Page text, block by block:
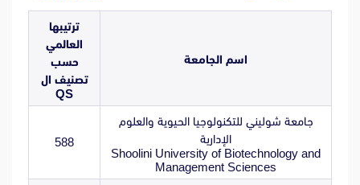
اسم الجامعة
ترتيبها
العالمي
حسب
تصنيف ال
QS
جامعة شوليني للتكنولوجيا الحيوية والعلوم
الإدارية
Shoolini University of Biotechnology and
Management Sciences
588